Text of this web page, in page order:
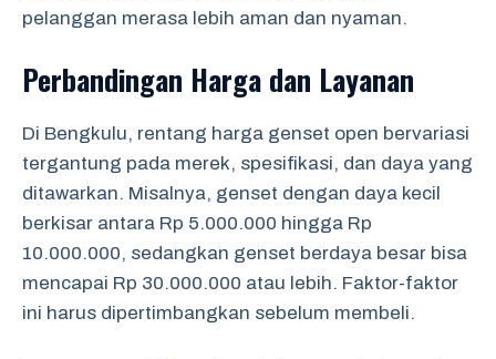
pelanggan merasa lebih aman dan nyaman.
Perbandingan Harga dan Layanan
Di Bengkulu, rentang harga genset open bervariasi
tergantung pada merek, spesifikasi, dan daya yang
ditawarkan. Misalnya, genset dengan daya kecil
berkisar antara Rp 5.000.000 hingga Rp
10.000.000, sedangkan genset berdaya besar bisa
mencapai Rp 30.000.000 atau lebih. Faktor-faktor
ini harus dipertimbangkan sebelum membeli.